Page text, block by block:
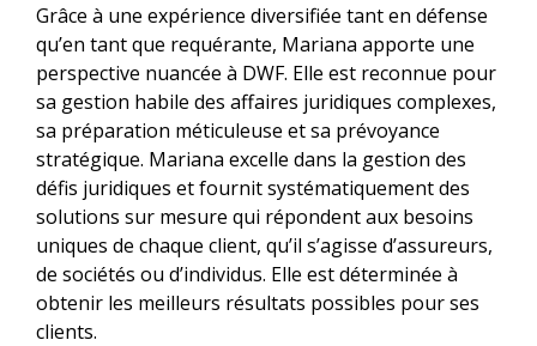
Grâce à une expérience diversifiée tant en défense
qu’en tant que requérante, Mariana apporte une
perspective nuancée à DWF. Elle est reconnue pour
sa gestion habile des affaires juridiques complexes,
sa préparation méticuleuse et sa prévoyance
stratégique. Mariana excelle dans la gestion des
défis juridiques et fournit systématiquement des
solutions sur mesure qui répondent aux besoins
uniques de chaque client, qu’il s’agisse d’assureurs,
de sociétés ou d’individus. Elle est déterminée à
obtenir les meilleurs résultats possibles pour ses
clients.